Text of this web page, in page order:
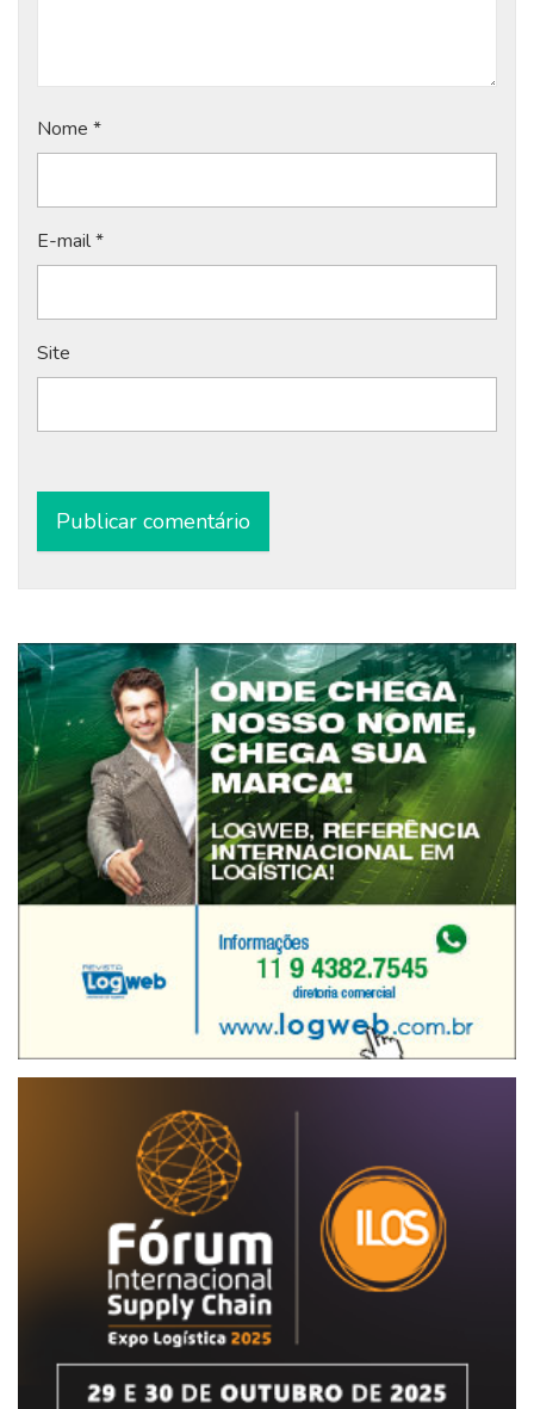
Nome *
E-mail*
Site
Alternative: